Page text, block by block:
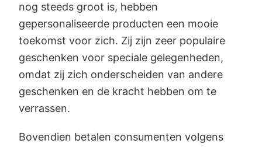
nog steeds groot is, hebben
gepersonaliseerde producten een mooie
toekomst voor zich. Zij zijn zeer populaire
geschenken voor speciale gelegenheden,
omdat zij zich onderscheiden van andere
geschenken en de kracht hebben om te
verrassen.
Bovendien betalen consumenten volgens